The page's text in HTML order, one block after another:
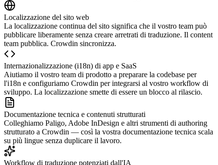
Localizzazione del sito web
La localizzazione continua del sito significa che il vostro team può
pubblicare liberamente senza creare arretrati di traduzione. Il content
team pubblica. Crowdin sincronizza.
Internazionalizzazione (i18n) di app e SaaS
Aiutiamo il vostro team di prodotto a preparare la codebase per
l'i18n e configuriamo Crowdin per integrarsi al vostro workflow di
sviluppo. La localizzazione smette di essere un blocco al rilascio.
Documentazione tecnica e contenuti strutturati
Colleghiamo Paligo, Adobe InDesign e altri strumenti di authoring
strutturato a Crowdin — così la vostra documentazione tecnica scala
su più lingue senza duplicare il lavoro.
Workflow di traduzione potenziati dall'IA